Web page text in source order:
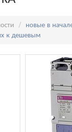
новые в
к дешевым